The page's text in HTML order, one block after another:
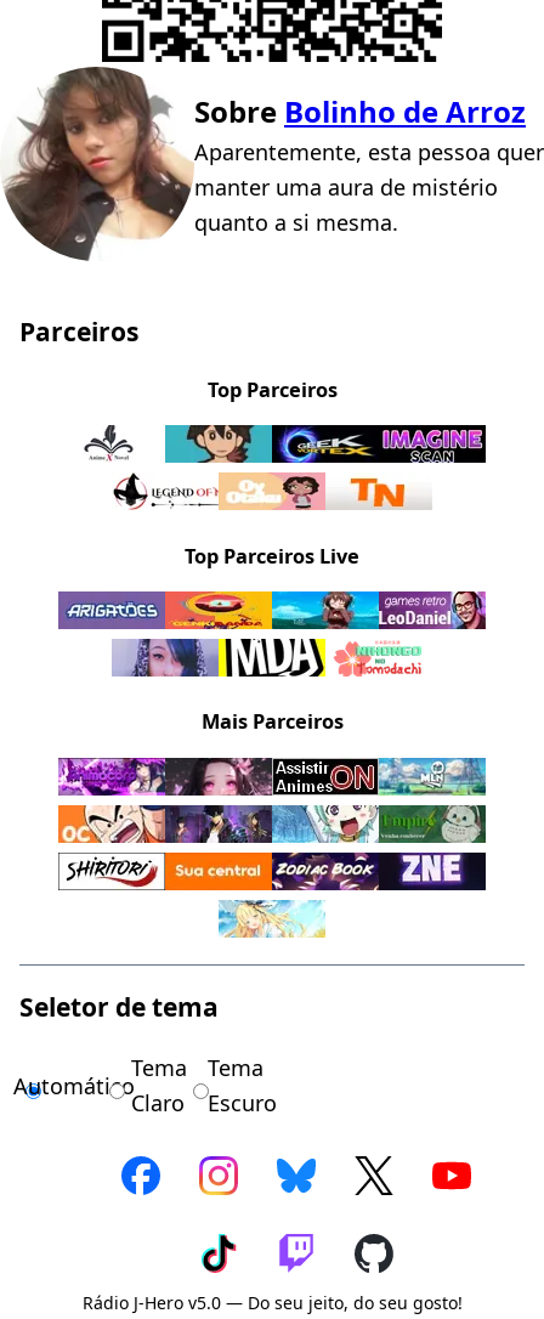
Sobre Bolinho de Arroz
Aparentemente, esta pessoa quer
manter uma aura de mistério
quanto a si mesma.
Parceiros
Top Parceiros
Top Parceiros Live
Mais Parceiros
Seletor de tema
Automático
Tema
Claro
Tema
Escuro
Rádio J-Hero v5.0 — Do seu jeito, do seu gosto!